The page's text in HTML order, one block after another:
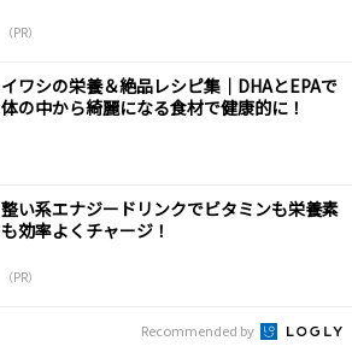
（PR）
イワシの栄養＆絶品レシピ集｜DHAとEPAで
体の中から綺麗になる食材で健康的に！
整い系エナジードリンクでビタミンも栄養素
も効率よくチャージ！
（PR）
Recommended by